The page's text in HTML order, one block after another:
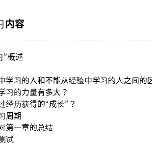
内容
”概述
学习的人和不能从经验中学习的人之间的
习的力量有多大？
经历获得的“成长”？
周期
第一章的总结
试